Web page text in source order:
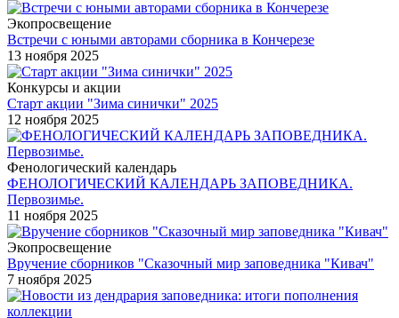
Экопросвещение
Встречи с юными авторами сборника в Кончерезе
13 ноября 2025
Конкурсы и акции
Старт акции "Зима синички" 2025
12 ноября 2025
Фенологический календарь
ФЕНОЛОГИЧЕСКИЙ КАЛЕНДАРЬ ЗАПОВЕДНИКА.
Первозимье.
11 ноября 2025
Экопросвещение
Вручение сборников "Сказочный мир заповедника "Кивач"
7 ноября 2025